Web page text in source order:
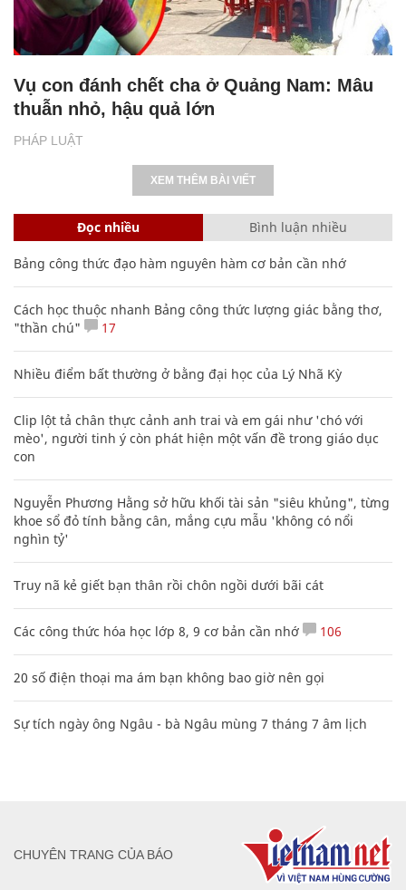
PHÁP LUẬT
Vụ con đánh chết cha ở Quảng Nam: Mâu
thuẫn nhỏ, hậu quả lớn
XEM THÊM BÀI VIẾT
Đọc nhiều Bình luận nhiều
Bảng công thức đạo hàm nguyên hàm cơ bản cần nhớ
Cách học thuộc nhanh Bảng công thức lượng giác bằng thơ,
"thần chú"
17
Nhiều điểm bất thường ở bằng đại học của Lý Nhã Kỳ
Clip lột tả chân thực cảnh anh trai và em gái như 'chó với
mèo', người tinh ý còn phát hiện một vấn đề trong giáo dục
con
Nguyễn Phương Hằng sở hữu khối tài sản "siêu khủng", từng
khoe sổ đỏ tính bằng cân, mắng cựu mẫu 'không có nổi
nghìn tỷ'
Truy nã kẻ giết bạn thân rồi chôn ngồi dưới bãi cát
Các công thức hóa học lớp 8, 9 cơ bản cần nhớ 106
20 số điện thoại ma ám bạn không bao giờ nên gọi
Sự tích ngày ông Ngâu - bà Ngâu mùng 7 tháng 7 âm lịch
CHUYÊN TRANG CỦA BÁO